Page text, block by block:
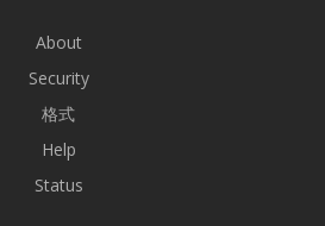
About
Security
格式
Help
Status